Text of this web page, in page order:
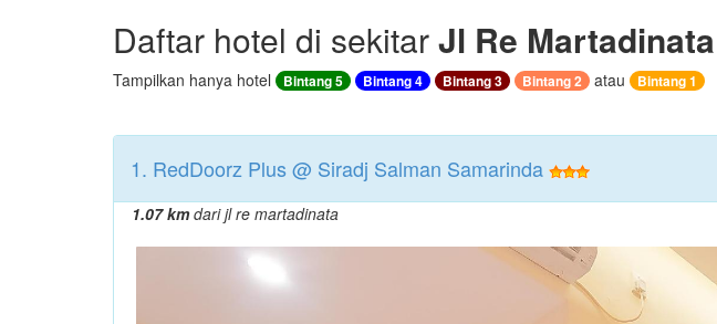
Daftar hotel di sekitarJl Re Martadinata
Tampilkan hanya hotel Bintang 5 Bintang 4 Bintang 3 Bintang 2 atau Bintang 1
1. RedDoorz Plus @ Siradj Salman Samarinda
1.07 kmdari jl re martadinata